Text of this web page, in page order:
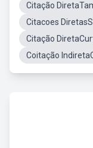
Citação
Citacoes
Citação
Coitação